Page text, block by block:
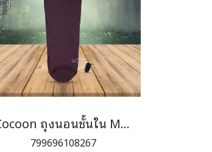
Cocoon ถุงนอนชั้นใน Mummy Liner Thermolite Performer
799696108267